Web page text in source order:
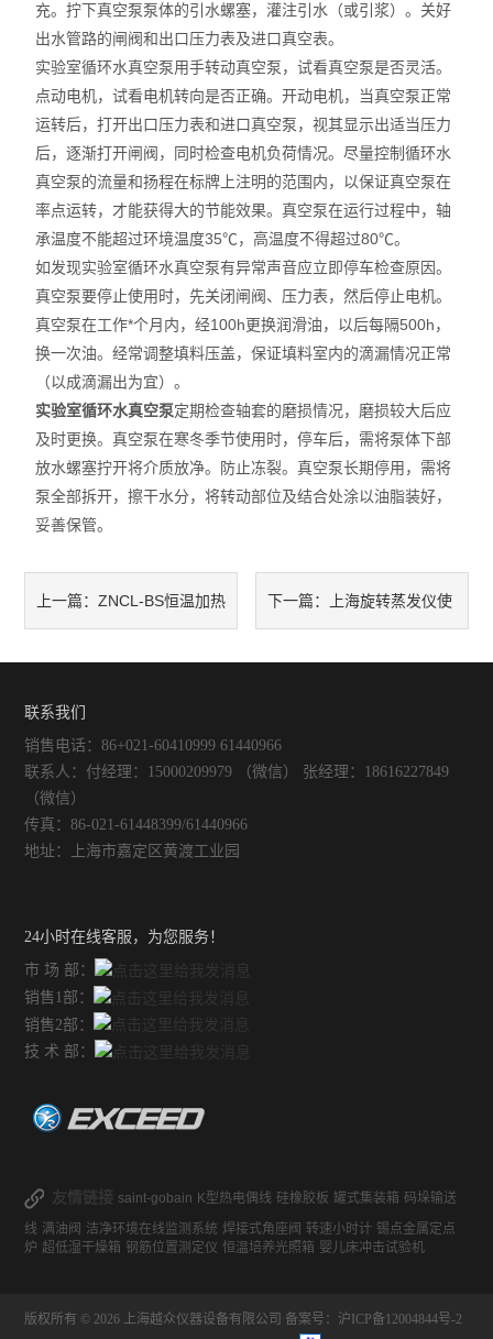
水热合成反应釜/消解罐
电加热板
超声波清洗器
紫外分析仪
微波化学反应器
玻璃仪器烘干器
药物透皮实验仪
不锈钢常压反应釜
充。拧下真空泵泵体的引水螺塞，灌注引水（或引浆）。关好
出水管路的闸阀和出口压力表及进口真空表。
实验室循环水真空泵用手转动真空泵，试看真空泵是否灵活。
点动电机，试看电机转向是否正确。开动电机，当真空泵正常
运转后，打开出口压力表和进口真空泵，视其显示出适当压力
后，逐渐打开闸阀，同时检查电机负荷情况。尽量控制循环水
真空泵的流量和扬程在标牌上注明的范围内，以保证真空泵在
率点运转，才能获得大的节能效果。真空泵在运行过程中，轴
承温度不能超过环境温度35℃，高温度不得超过80℃。
如发现实验室循环水真空泵有异常声音应立即停车检查原因。
真空泵要停止使用时，先关闭闸阀、压力表，然后停止电机。
真空泵在工作*个月内，经100h更换润滑油，以后每隔500h，
换一次油。经常调整填料压盖，保证填料室内的滴漏情况正常
（以成滴漏出为宜）。
实验室循环水真空泵定期检查轴套的磨损情况，磨损较大后应
及时更换。真空泵在寒冬季节使用时，停车后，需将泵体下部
放水螺塞拧开将介质放净。防止冻裂。真空泵长期停用，需将
泵全部拆开，擦干水分，将转动部位及结合处涂以油脂装好，
妥善保管。
上一篇：ZNCL-BS恒温加热
基
下一篇： 上海旋转蒸发仪使
联系我们
销售电话：86+021-60410999 61440966
联系人：付经理：15000209979 （微信） 张经理：18616227849
（微信）
传真：86-021-61448399/61440966
地址：上海市嘉定区黄渡工业园
24小时在线客服，为您服务！
市 场 部：
销售1部：
销售2部：
技 术 部：
友情链接 saint-gobain K型热电偶线 硅橡胶板 罐式集装箱 码垛输送
线 满油阀 洁净环境在线监测系统 焊接式角座阀 转速小时计 锡点金属定点
炉 超低湿干燥箱 钢筋位置测定仪 恒温培养光照箱 婴儿床冲击试验机
版权所有 © 2026 上海越众仪器设备有限公司 备案号：沪ICP备12004844号-2